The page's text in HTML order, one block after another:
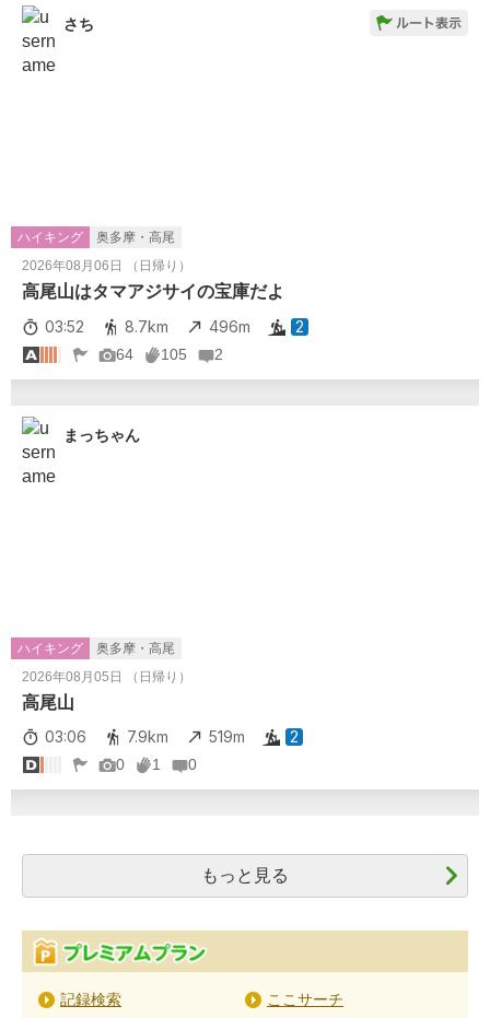
さち
ハイキング
奥多摩・高尾
2026年08月06日 （日帰り）
高尾山はタマアジサイの宝庫だよ
03:52
8.7km 496m 2
64 105 2
まっちゃん
ハイキング
奥多摩・高尾
2026年08月05日 （日帰り）
高尾山
03:06
7.9km 519m 2
0 1 0
もっと見る
記録検索
ここサーチ